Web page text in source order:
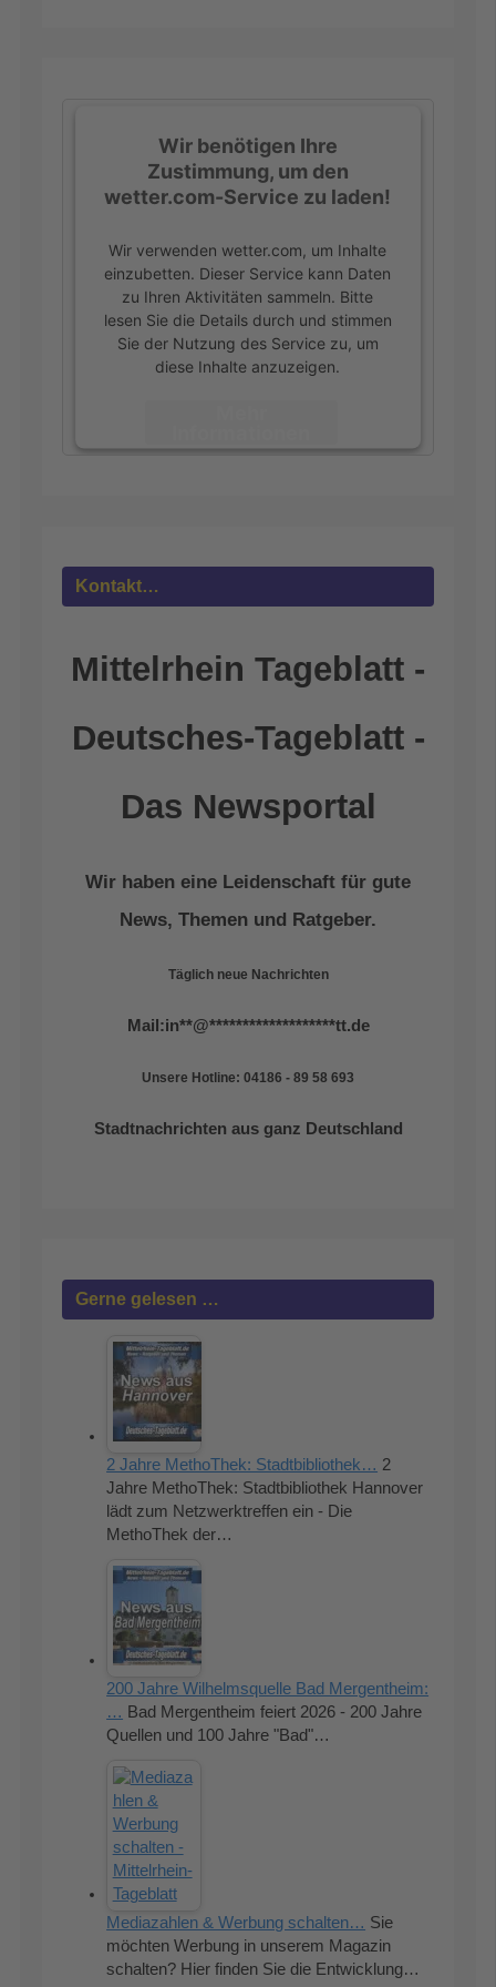
Wir benötigen Ihre
Zustimmung, um den
wetter.com-Service zu laden!
Wir verwenden wetter.com, um Inhalte
einzubetten. Dieser Service kann Daten
zu Ihren Aktivitäten sammeln. Bitte
lesen Sie die Details durch und stimmen
Sie der Nutzung des Service zu, um
diese Inhalte anzuzeigen.
Kontakt…
Mittelrhein Tageblatt -
Deutsches-Tageblatt -
Das Newsportal
Wir haben eine Leidenschaft für gute
News, Themen und Ratgeber.
Täglich neue Nachrichten
Mail:in**@*******************tt.de
Unsere Hotline: 04186 - 89 58 693
Stadtnachrichten aus ganz Deutschland
Gerne gelesen …
2 Jahre MethoThek: Stadtbibliothek… 2
Jahre MethoThek: Stadtbibliothek Hannover
lädt zum Netzwerktreffen ein - Die
MethoThek der…
200 Jahre Wilhelmsquelle Bad Mergentheim:
… Bad Mergentheim feiert 2026 - 200 Jahre
Quellen und 100 Jahre "Bad"…
Mediazahlen & Werbung schalten… Sie
möchten Werbung in unserem Magazin
schalten? Hier finden Sie die Entwicklung…